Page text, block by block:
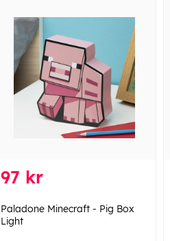
97 kr
Paladone Minecraft - Pig Box
Light